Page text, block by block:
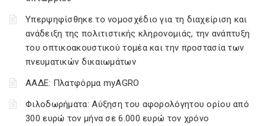
Υπερψηφίσθηκε το νομοσχέδιο για τη διαχείριση και
ανάδειξη της πολιτιστικής κληρονομιάς, την ανάπτυξη
του οπτικοακουστικού τομέα και την προστασία των
πνευματικών δικαιωμάτων
ΑΑΔΕ: Πλατφόρμα myAGRO
Φιλοδωρήματα: Αύξηση του αφορολόγητου ορίου από
300 ευρώ τον μήνα σε 6.000 ευρώ τον χρόνο